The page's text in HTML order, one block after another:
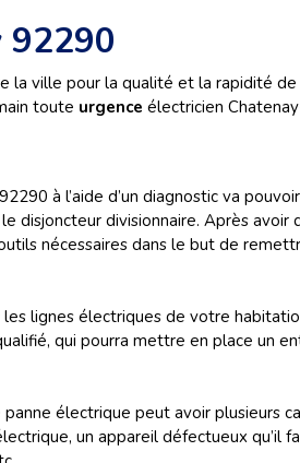
92290
la ville pour la qualité et la rapidité
toute urgence électricien
à l’aide d’un diagnostic va
disjoncteur divisionnaire. Après avoir
nécessaires dans le but de
lignes électriques de votre
qui pourra mettre en place un
électrique peut avoir plusieurs
un appareil défectueux qu’il